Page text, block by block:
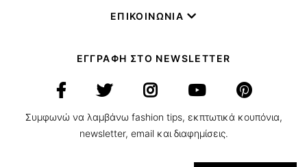
ΕΠΙΚΟΙΝΩΝΙΑ
ΕΓΓΡΑΦΗ ΣΤΟ NEWSLETTER
Συμφωνώ να λαμβάνω fashion tips, εκπτωτικά κουπόνια,
newsletter, email και διαφημίσεις.